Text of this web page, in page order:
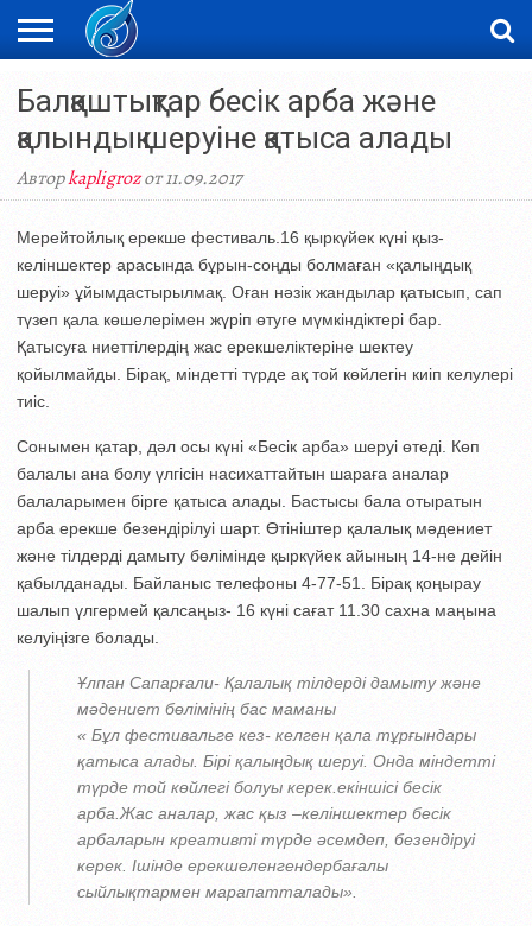
НОВОСТИ
ВИДЕО
ФОТОРЕПОРТАЖИ
ОРКЕН
LIVETV
Балқаштықтар бесік арба және
қалындық шеруіне қатыса алады
Авторkapligrozот 11.09.2017
Мерейтойлық ерекше фестиваль.16 қыркүйек күні қыз-
келіншектер арасында бұрын-соңды болмаған «қалыңдық
шеруі» ұйымдастырылмақ. Оған нәзік жандылар қатысып, сап
түзеп қала көшелерімен жүріп өтуге мүмкіндіктері бар.
Қатысуға ниеттілердің жас ерекшеліктеріне шектеу
қойылмайды. Бірақ, міндетті түрде ақ той көйлегін киіп келулері
тиіс.
Сонымен қатар, дәл осы күні «Бесік арба» шеруі өтеді. Көп
балалы ана болу үлгісін насихаттайтын шараға аналар
балаларымен бірге қатыса алады. Бастысы бала отыратын
арба ерекше безендірілуі шарт. Өтініштер қалалық мәдениет
және тілдерді дамыту бөлімінде қыркүйек айының 14-не дейін
қабылданады. Байланыс телефоны 4-77-51. Бірақ қоңырау
шалып үлгермей қалсаңыз- 16 күні сағат 11.30 сахна маңына
келуіңізге болады.
Ұлпан Сапарғали- Қалалық тілдерді дамыту және
мәдениет бөлімінің бас маманы
« Бұл фестивальге кез- келген қала тұрғындары
қатыса алады. Бірі қалыңдық шеруі. Онда міндетті
түрде той көйлегі болуы керек.екіншісі бесік
арба.Жас аналар, жас қыз –келіншектер бесік
арбаларын креативті түрде әсемдеп, безендіруі
керек. Ішінде ерекшеленгендербағалы
сыйлықтармен марапатталады».